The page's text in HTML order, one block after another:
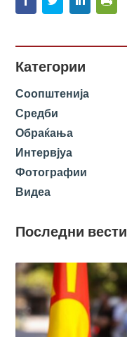
Категории
Соопштенија
Средби
Обраќања
Интервјуа
Фотографии
Видеа
Последни вести